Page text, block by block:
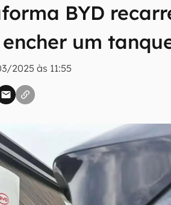
BYD
um
2025 às 11:55
inteligente do mundo tech!
do Canaltech e receba notícias e
inscreva-se
e concordo com os Termos de Uso e